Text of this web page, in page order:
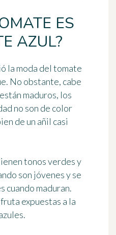
ES
AZUL?
la moda del tomate
. No obstante, cabe
maduros, los
no son de color
de un añil casi
tonos verdes y
son jóvenes y se
cuando maduran.
expuestas a la